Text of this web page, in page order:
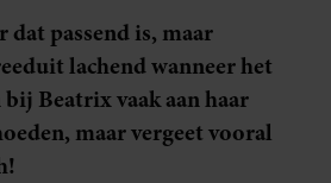
dat passend is, maar
lachend wanneer het
Beatrix vaak aan haar
maar vergeet vooral